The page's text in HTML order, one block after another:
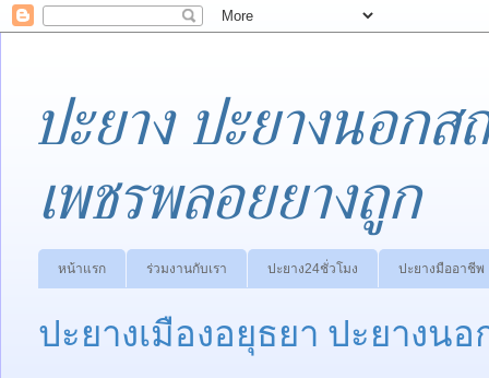
ปะยาง ปะยางนอก
เพชรพลอยยางถูก
หน้าแรก ร่วมงานกับเรา ปะยาง24ชั่วโมง ปะยางมืออาชีพ
ปะยางเมืองอยุธยา ปะยางนอ